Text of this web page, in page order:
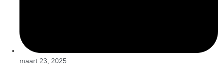
maart 23, 2025